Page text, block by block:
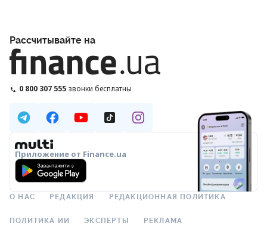
Рассчитывайте на
0 800 307 555 звонки бесплатны
Приложение от Finance.ua
О НАС РЕДАКЦИЯ РЕДАКЦИОННАЯ ПОЛИТИКА
ПОЛИТИКА ИИ ЭКСПЕРТЫ РЕКЛАМА